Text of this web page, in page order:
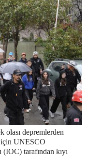
olası depremlerden
için UNESCO
tarafından kıyı